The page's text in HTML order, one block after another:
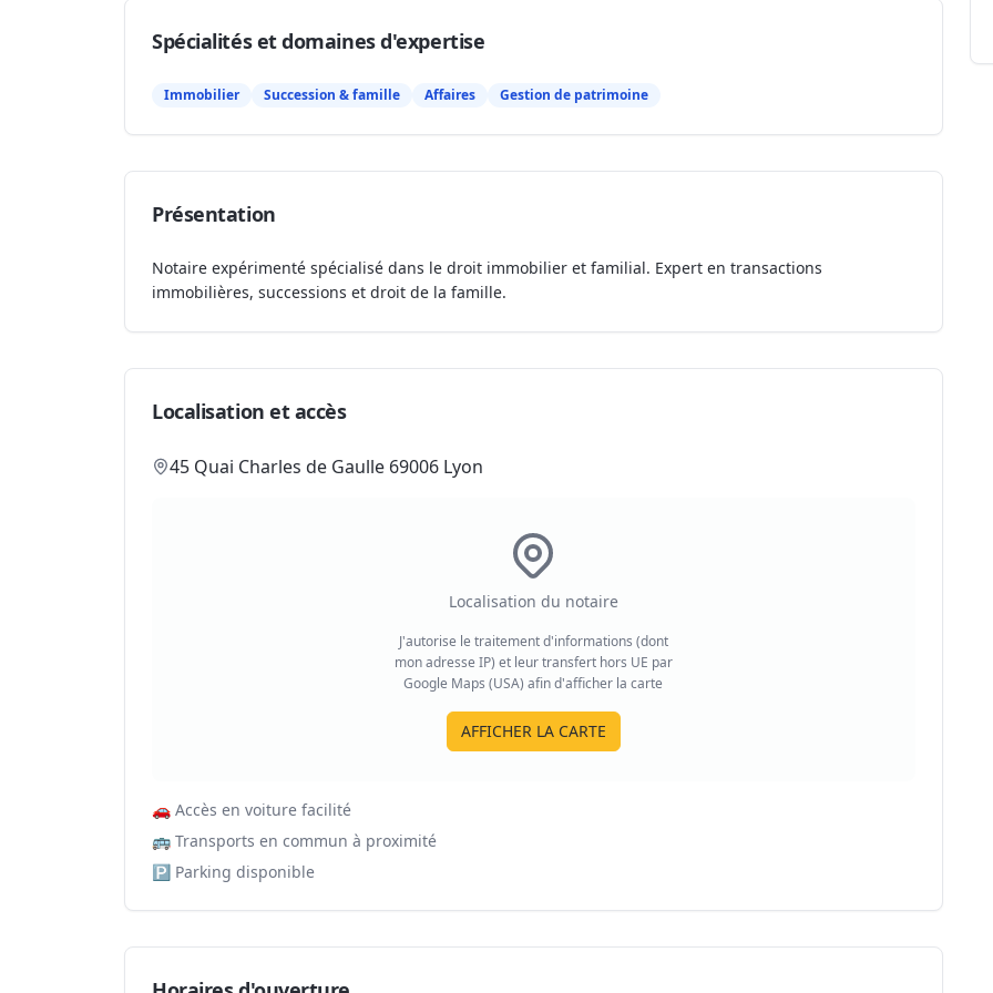
Spécialités et domaines d'expertise
Immobilier Succession & famille Affaires Gestion de patrimoine
Présentation
Notaire expérimenté spécialisé dans le droit immobilier et familial. Expert en transactions
immobilières, successions et droit de la famille.
Localisation et accès
45 Quai Charles de Gaulle 69006 Lyon
Localisation du notaire
J'autorise le traitement d'informations (dont
mon adresse IP) et leur transfert hors UE par
Google Maps (USA) afin d'afficher la carte
AFFICHER LA CARTE
🚗 Accès en voiture facilité
🚌 Transports en commun à proximité
🅿️ Parking disponible